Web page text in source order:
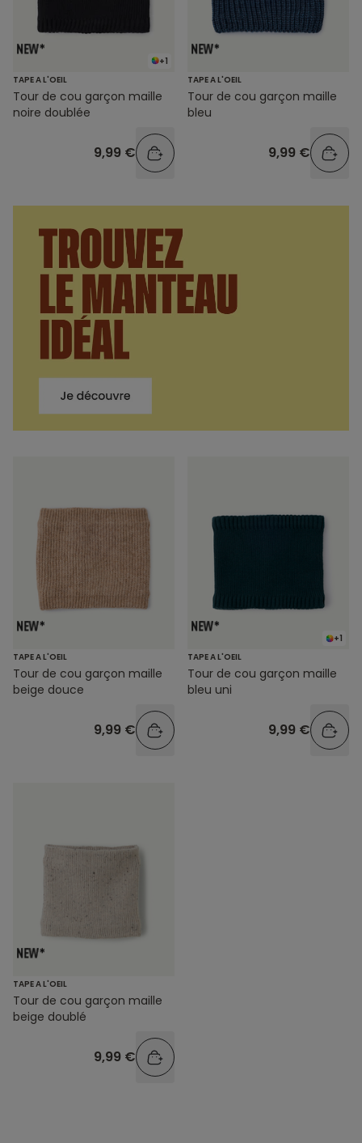
+1
TAPE A L'OEIL
Tour de cou garçon maille
noire doublée
9,99 €
TAPE A L'OEIL
Tour de cou garçon maille
bleu
9,99 €
TAPE A L'OEIL
Tour de cou garçon maille
beige douce
9,99 €
+1
TAPE A L'OEIL
Tour de cou garçon maille
bleu uni
9,99 €
TAPE A L'OEIL
Tour de cou garçon maille
beige doublé
9,99 €